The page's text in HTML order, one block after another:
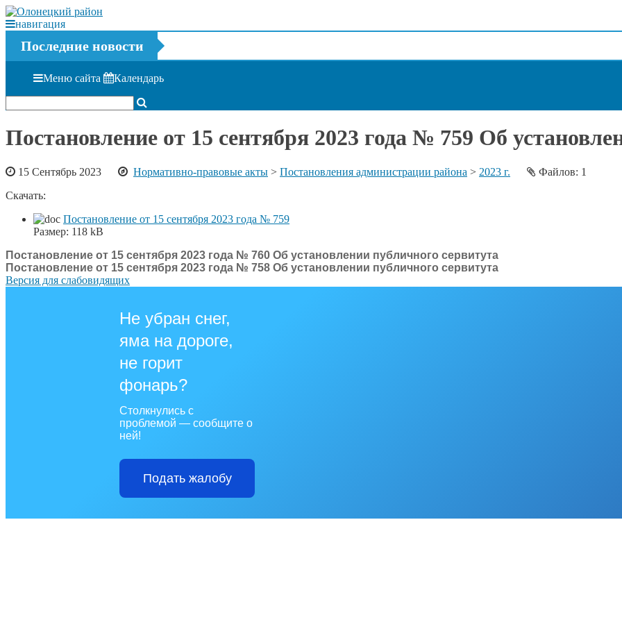
навигация
Последние новости
Меню сайта Календарь
Постановление от 15 сентября 2023 года № 759 Об
15 Сентябрь 2023 Нормативно-правовые акты > Постановления администрации района > 2023 г.
Файлов: 1
Скачать:
Постановление от 15 сентября 2023 года № 759
Размер: 118 kB
Постановление от 15 сентября 2023 года № 760 Об установлении публичного сервитута
Постановление от 15 сентября 2023 года № 758 Об установлении публичного сервитута
Версия для слабовидящих
Не убран снег,
яма на дороге,
не горит
фонарь?
Столкнулись с
проблемой — сообщите о
ней!
Подать жалобу